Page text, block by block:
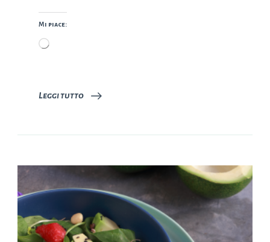
Mi piace:
Caricamento
Leggi tutto